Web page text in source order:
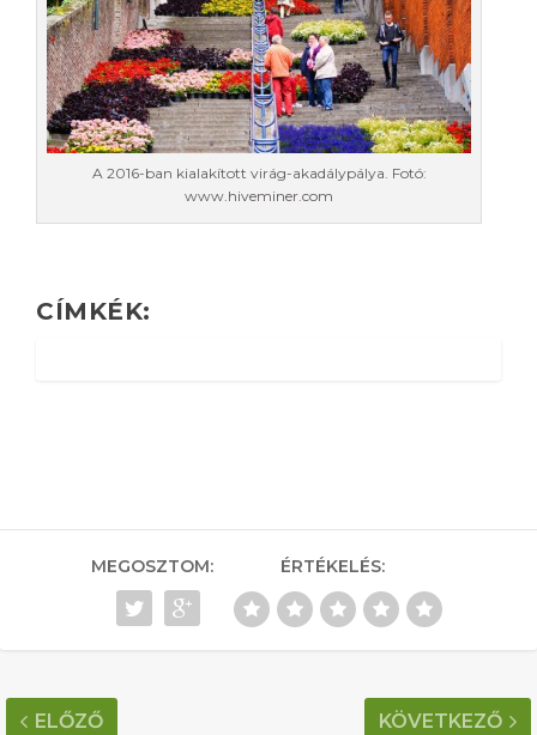
A 2016-ban kialakított virág-akadálypálya. Fotó:
www.hiveminer.com
CÍMKÉK:
MEGOSZTOM: ÉRTÉKELÉS:
ELŐZŐ KÖVETKEZŐ